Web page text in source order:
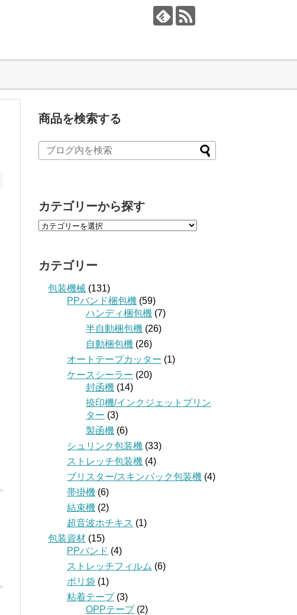
商品を検索する
カテゴリーから探す
カテゴリー
包装機械 (131)
PPバンド梱包機 (59)
ハンディ梱包機 (7)
半自動梱包機 (26)
自動梱包機 (26)
オートテープカッター (1)
ケースシーラー (20)
封函機 (14)
捺印機/インクジェットプリン
ター (3)
製函機 (6)
シュリンク包装機 (33)
ストレッチ包装機 (4)
ブリスター/スキンパック包装機 (4)
帯掛機 (6)
結束機 (2)
超音波ホチキス (1)
包装資材 (15)
PPバンド (4)
ストレッチフィルム (6)
ポリ袋 (1)
粘着テープ(3)
OPPテープ(2)